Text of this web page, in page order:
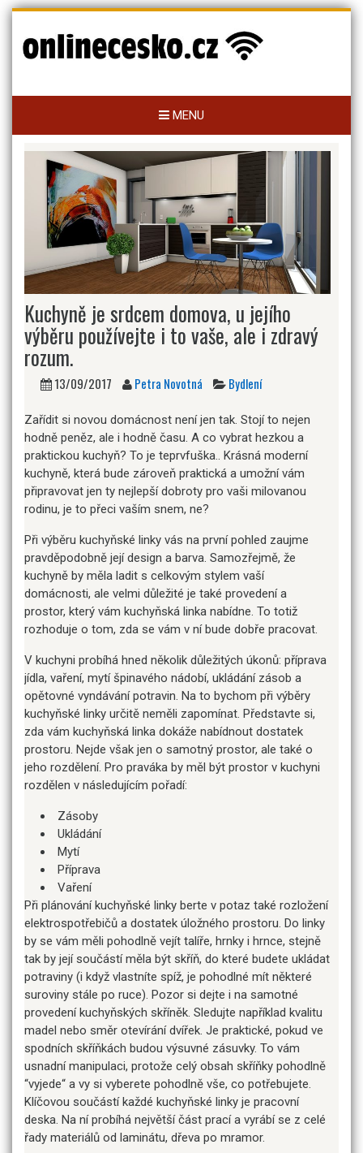
Skip
content
MENU
Kuchyně je srdcem domova, u jejího
výběru používejte i to vaše, ale i zdravý
rozum.
13/09/2017 Petra Novotná Bydlení
Zařídit si novou domácnost není jen tak. Stojí to nejen
hodně peněz, ale i hodně času. A co vybrat hezkou a
praktickou kuchyň? To je teprvfuška.. Krásná moderní
kuchyně, která bude zároveň praktická a umožní vám
připravovat jen ty nejlepší dobroty pro vaši milovanou
rodinu, je to přeci vaším snem, ne?
Při výběru kuchyňské linky vás na první pohled zaujme
pravděpodobně její design a barva. Samozřejmě, že
kuchyně by měla ladit s celkovým stylem vaší
domácnosti, ale velmi důležité je také provedení a
prostor, který vám kuchyňská linka nabídne. To totiž
rozhoduje o tom, zda se vám v ní bude dobře pracovat.
V kuchyni probíhá hned několik důležitých úkonů: příprava
jídla, vaření, mytí špinavého nádobí, ukládání zásob a
opětovné vyndávání potravin. Na to bychom při výběry
kuchyňské linky určitě neměli zapomínat. Představte si,
zda vám kuchyňská linka dokáže nabídnout dostatek
prostoru. Nejde však jen o samotný prostor, ale také o
jeho rozdělení. Pro praváka by měl být prostor v kuchyni
rozdělen v následujícím pořadí:
Zásoby
Ukládání
Mytí
Příprava
Vaření
Při plánování kuchyňské linky berte v potaz také rozložení
elektrospotřebičů a dostatek úložného prostoru. Do linky
by se vám měli pohodlně vejít talíře, hrnky i hrnce, stejně
tak by její součástí měla být skříň, do které budete ukládat
potraviny (i když vlastníte spíž, je pohodlné mít některé
suroviny stále po ruce). Pozor si dejte i na samotné
provedení kuchyňských skříněk. Sledujte například kvalitu
madel nebo směr otevírání dvířek. Je praktické, pokud ve
spodních skříňkách budou výsuvné zásuvky. To vám
usnadní manipulaci, protože celý obsah skříňky pohodlně
“vyjede“ a vy si vyberete pohodlně vše, co potřebujete.
Klíčovou součástí každé kuchyňské linky je pracovní
deska. Na ní probíhá největší část prací a vyrábí se z celé
řady materiálů od laminátu, dřeva po mramor.